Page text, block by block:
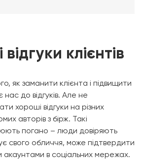
клієнтів
як заманити клієнта і підвищити
нас до відгуків. Але не
хороші відгуки на різних
авторів з бірж. Такі
погано – люди довіряють
свого обличчя, може підтвердити
акаунтами в соціальних мережах.